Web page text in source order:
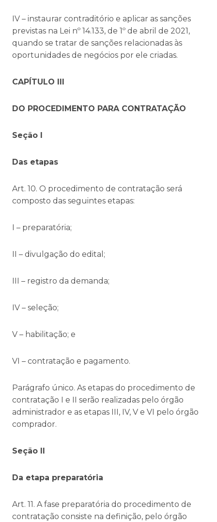
IV – instaurar contraditório e aplicar as sanções
previstas na Lei nº 14.133, de 1º de abril de 2021,
quando se tratar de sanções relacionadas às
oportunidades de negócios por ele criadas.
CAPÍTULO III
DO PROCEDIMENTO PARA CONTRATAÇÃO
Seção I
Das etapas
Art. 10. O procedimento de contratação será
composto das seguintes etapas:
I – preparatória;
II – divulgação do edital;
III – registro da demanda;
IV – seleção;
V – habilitação; e
VI – contratação e pagamento.
Parágrafo único. As etapas do procedimento de
contratação I e II serão realizadas pelo órgão
administrador e as etapas III, IV, V e VI pelo órgão
comprador.
Seção II
Da etapa preparatória
Art. 11. A fase preparatória do procedimento de
contratação consiste na definição, pelo órgão